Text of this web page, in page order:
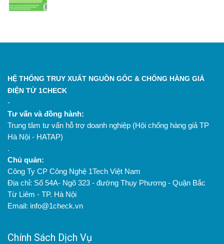
HỆ THỐNG TRUY XUẤT NGUỒN GỐC & CHỐNG HÀNG GIẢ
ĐIỆN TỬ 1CHECK
-
Tư vấn và đồng hành:
Trung tâm tư vấn hỗ trợ doanh nghiệp (Hội chống hàng giả TP
Hà Nội - HATAP)
.
Chủ quản:
Công Ty CP Công Nghệ 1Tech Việt Nam
Địa chỉ: Số 54A- Ngõ 323 - đường Thụy Phương - Quận Bắc
Từ Liêm - TP. Hà Nội
Email: info@1check.vn
Chính Sách Dịch Vụ